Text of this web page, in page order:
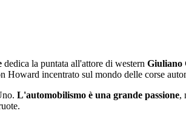
dedica la puntata all'attore di western Giuliano
incentrato sul mondo delle corse
L'automobilismo è una grande passione,